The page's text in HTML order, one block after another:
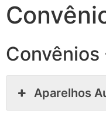
Aparelhos